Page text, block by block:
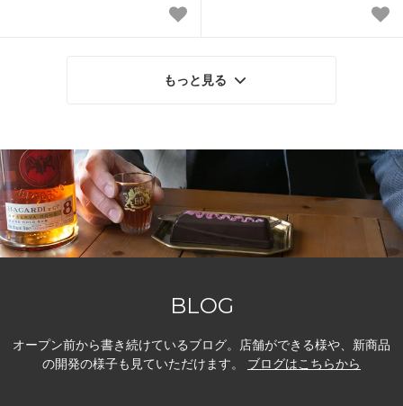
もっと見る
BLOG
オープン前から書き続けているブログ。店舗ができる様や、新商品
の開発の様子も見ていただけます。 ブログはこちらから